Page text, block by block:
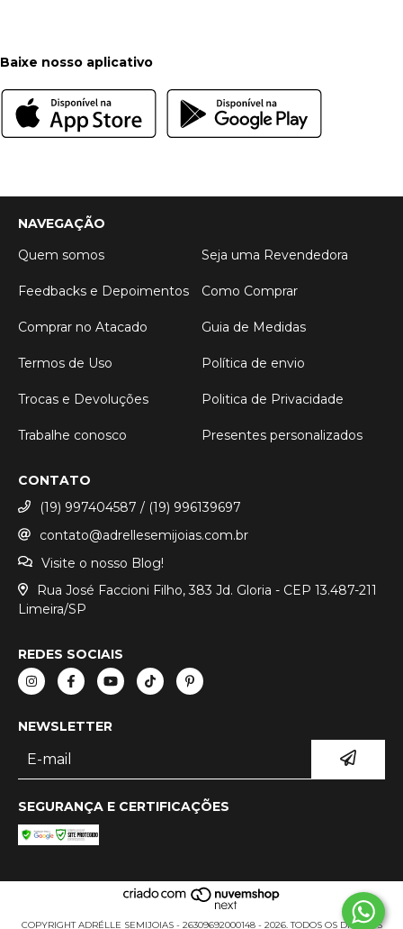
Baixe nosso aplicativo
NAVEGAÇÃO
Quem somos
Seja uma Revendedora
Feedbacks e Depoimentos Como Comprar
Comprar no Atacado Guia de Medidas
Termos de Uso Política de envio
Trocas e Devoluções Politica de Privacidade
Trabalhe conosco Presentes personalizados
CONTATO
(19) 997404587 / (19) 996139697
contato@adrellesemijoias.com.br
Visite o nosso Blog!
Rua José Faccioni Filho, 383 Jd. Gloria - CEP 13.487-211
Limeira/SP
REDES SOCIAIS
NEWSLETTER
SEGURANÇA E CERTIFICAÇÕES
COPYRIGHT ADRÉLLE SEMIJOIAS - 26309692000148 - 2026. TODOS OS DIREITOS